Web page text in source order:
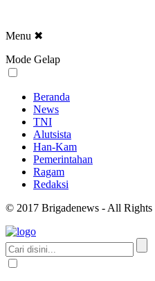
Menu ✖
Mode Gelap
Beranda
News
TNI
Alutsista
Han-Kam
Pemerintahan
Ragam
Redaksi
© 2017 Brigadenews - All Rights